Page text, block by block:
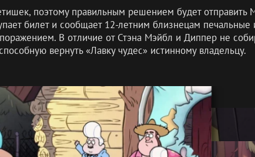
поэтому правильным решением будет отправить
билет и сообщает 12-летним близнецам печальные
В отличие от Стэна Мэйбл и Диппер не
вернуть «Лавку чудес» истинному владельцу.